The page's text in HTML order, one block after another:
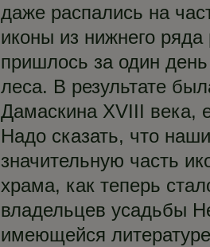
даже распались на
иконы из нижнего
пришлось за один
леса. В результате
Дамаскина XVIII века,
Надо сказать, что
значительную часть
храма, как теперь
владельцев усадьбы
имеющейся